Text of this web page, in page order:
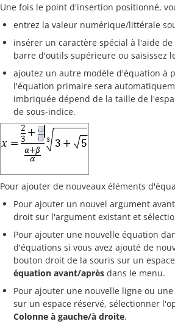
Une fois le point d'insertion positionné,
entrez la valeur numérique/littérale
insérer un caractère spécial à l'aide
barre d'outils supérieure ou saisissez
ajoutez un autre modèle d'équation à
l'équation primaire sera
imbriquée dépend de la taille de
de sous-indice.
Pour ajouter de nouveaux éléments
Pour ajouter un nouvel argument
droit sur l'argument existant et
Pour ajouter une nouvelle équation
d'équations si vous avez ajouté de
bouton droit de la souris sur un
équation avant/après dans le menu.
Pour ajouter une nouvelle ligne ou
sur un espace réservé, sélectionner
Colonne à gauche/à droite.